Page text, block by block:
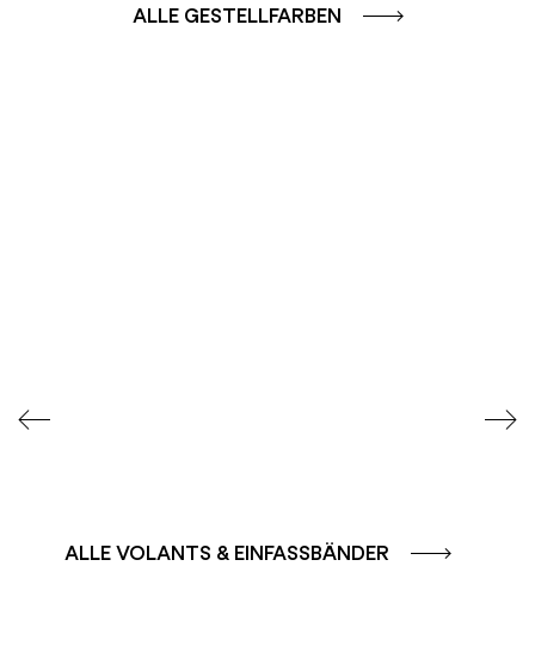
ALLE GESTELLFARBEN
ALLE VOLANTS & EINFASSBÄNDER